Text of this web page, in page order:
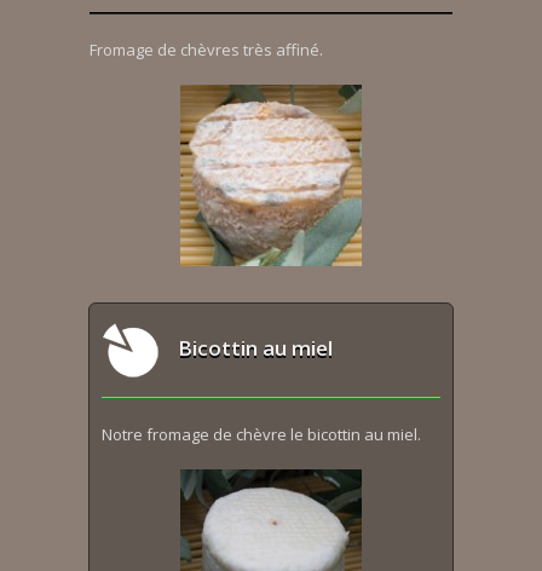
Fromage de chèvres très affiné.
Bicottin au miel
Notre fromage de chèvre le bicottin au miel.